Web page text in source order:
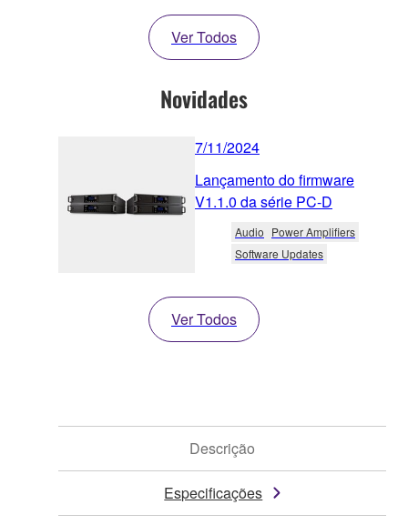
Ver Todos
Novidades
7/11/2024
Lançamento do firmware
V1.1.0 da série PC-D
Audio Power Amplifiers
Software Updates
Ver Todos
Descrição
Especificações